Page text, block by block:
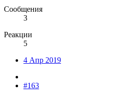
Сообщения
3
Реакции
5
4 Апр 2019
#163